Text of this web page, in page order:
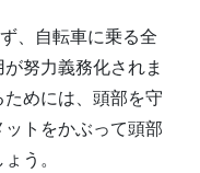
、自転車に乗る全
努力義務化されま
めには、頭部を守
トをかぶって頭部
う。